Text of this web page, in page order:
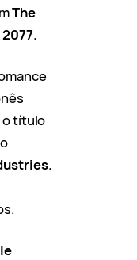
The
o título